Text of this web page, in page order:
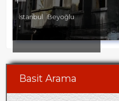
İstanbul Beyoğlu
-
Basit Arama